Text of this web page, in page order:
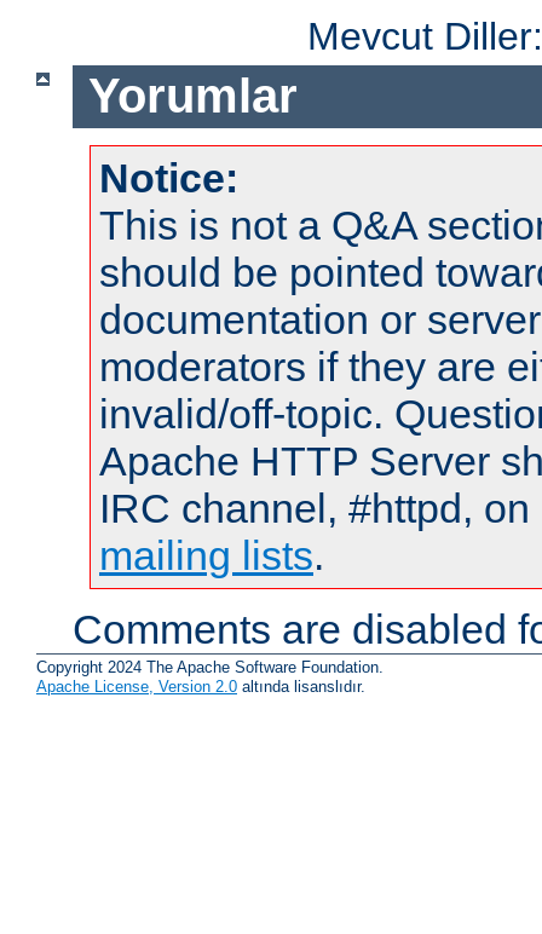
Mevcut
Yorumlar
Notice:
This is not a Q&A
should be pointed
documentation or
moderators if they are
invalid/off-topic.
Apache HTTP Server
IRC channel, #httpd,
mailing lists.
Comments are disabled
Copyright 2024 The Apache Software Foundation.
Apache License, Version 2.0 altında lisanslıdır.